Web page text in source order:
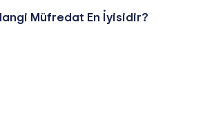
Müfredat En İyisidir?